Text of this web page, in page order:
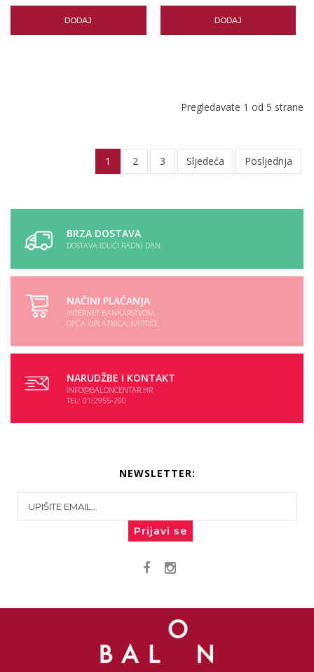
DODAJ DODAJ
Pregledavate 1 od 5 strane
1 2 3 Sljedeća Posljednja
BRZA DOSTAVA
DOSTAVA IDUĆI RADNI DAN
NAČINI PLAĆANJA
INTERNET BANKARSTVOM,
OPĆA UPLATNICA, KARTICE
NARUDŽBE I KONTAKT
INFO@BALONCENTAR.HR
TEL: 01/2955-200
NEWSLETTER:
Prijavi se